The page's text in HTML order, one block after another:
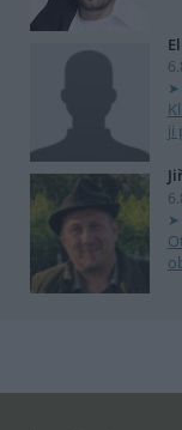
ji